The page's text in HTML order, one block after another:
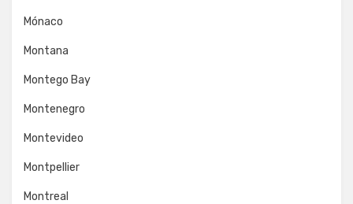
Mónaco
Montana
Montego Bay
Montenegro
Montevideo
Montpellier
Montreal